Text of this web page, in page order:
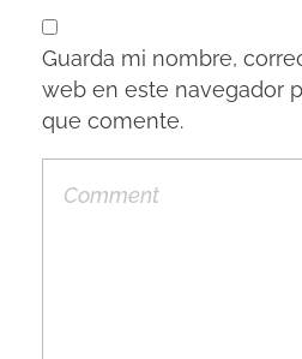
Guarda mi nombre,
web en este navegador
que comente.